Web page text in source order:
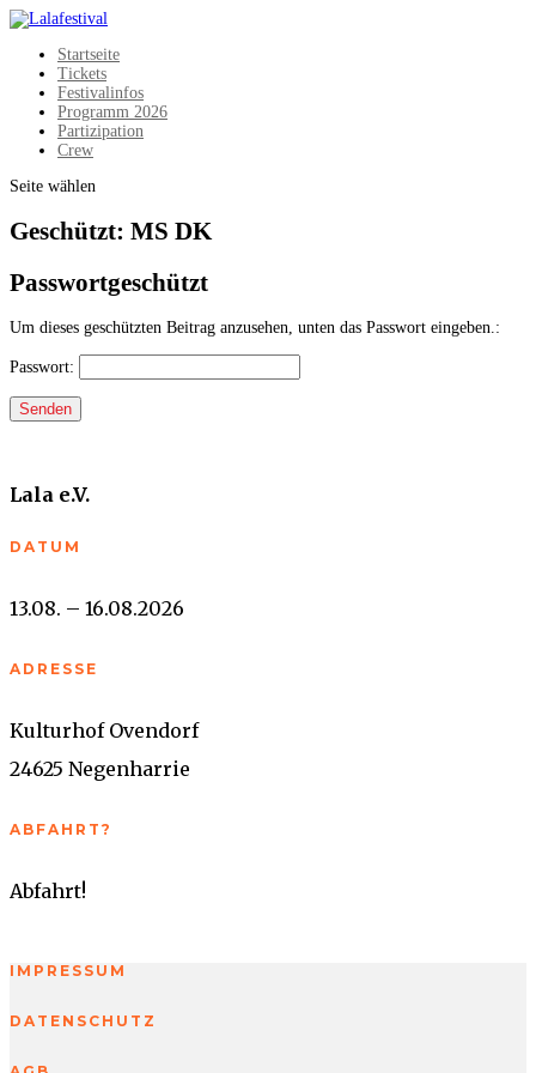
Startseite
Tickets
Festivalinfos
Programm 2026
Partizipation
Crew
Seite wählen
Geschützt: MS DK
Passwortgeschützt
Um dieses geschützten Beitrag anzusehen, unten das Passwort eingeben.:
Passwort:
Senden
Lala e.V.
DATUM
13.08. – 16.08.2026
ADRESSE
Kulturhof Ovendorf
24625 Negenharrie
ABFAHRT?
Abfahrt!
IMPRESSUM
DATENSCHUTZ